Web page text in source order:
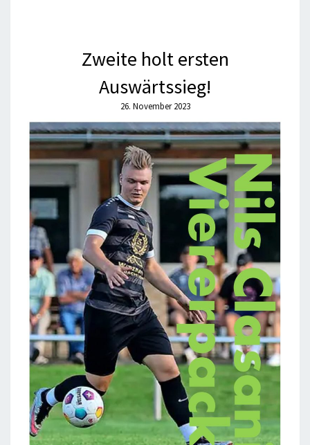
Zweite holt ersten
Auswärtssieg!
26. November 2023